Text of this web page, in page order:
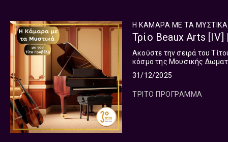
Η ΚΑΜΑΡΑ ΜΕ ΤΑ ΜΥΣΤΙΚΑ
Τρίο Beaux Arts
Ακούστε την σειρά του
κόσμο της Μουσικής
31/12/2025
ΤΡΙΤΟ ΠΡΟΓΡΑΜΜΑ